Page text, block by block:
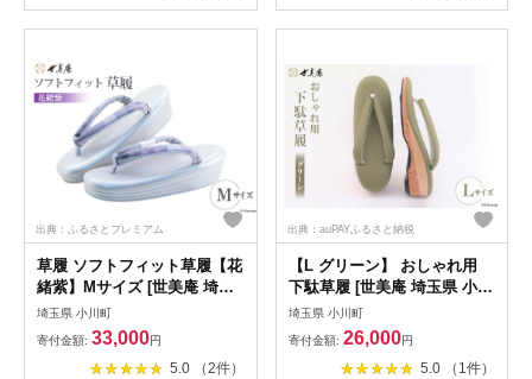
出典：ふるさとプレミアム
草履 ソフトフィット草履【花
緒紫】Mサイズ [世美庵 埼玉
県 小川町 214 ] ぞうり ゾウ
リ 履物 女性用 疲れにくい 職
人 手作り 日本製
埼玉県 小川町
寄付金額: 33,000円
5.0 （2件）
出典：auPAYふるさと納税
【L グリーン】 おしゃれ用
下駄草履 [世美庵 埼玉県 小川
町 315] 履物 草履 ぞうり ゾ
ウリ 女性用 婦人用 レディー
ス 職人 手作り 日本製
埼玉県 小川町
寄付金額: 26,000円
5.0 （1件）